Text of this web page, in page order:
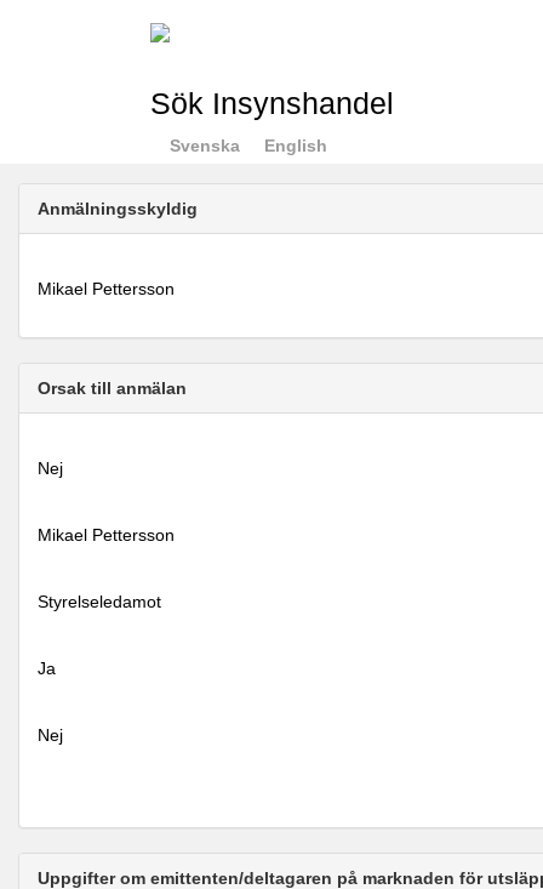
Sök Insynshandel
Svenska English
Anmälningsskyldig
Mikael Pettersson
Orsak till anmälan
Nej
Mikael Pettersson
Styrelseledamot
Ja
Nej
Uppgifter om emittenten/deltagaren på marknaden för